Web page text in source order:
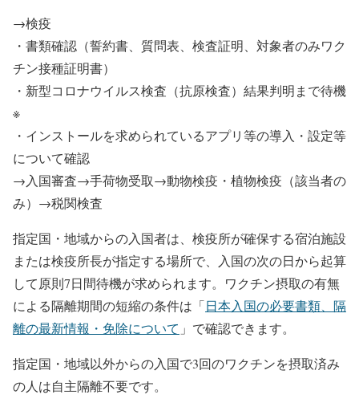
→検疫
・書類確認（誓約書、質問表、検査証明、対象者のみワク
チン接種証明書）
・新型コロナウイルス検査（抗原検査）結果判明まで待機
※
・インストールを求められているアプリ等の導入・設定等
について確認
→入国審査→手荷物受取→動物検疫・植物検疫（該当者の
み）→税関検査
指定国・地域からの入国者は、検疫所が確保する宿泊施設
または検疫所長が指定する場所で、入国の次の日から起算
して原則7日間待機が求められます。ワクチン摂取の有無
による隔離期間の短縮の条件は「日本入国の必要書類、隔
離の最新情報・免除について 」で確認できます。
指定国・地域以外からの入国で3回のワクチンを摂取済み
の人は自主隔離不要です。